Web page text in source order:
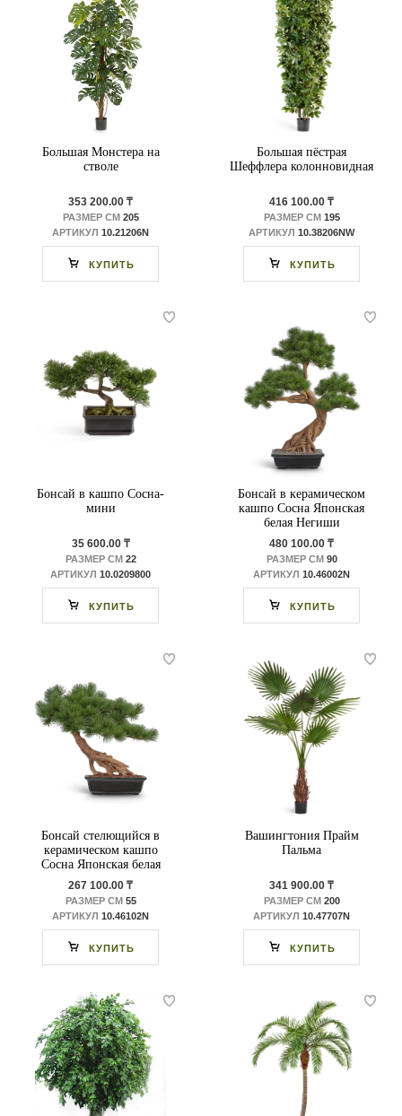
Большая Монстера на
стволе
353 200.00 ₸
РАЗМЕР СМ 205
АРТИКУЛ 10.21206N
КУПИТЬ
Большая пёстрая
Шеффлера колонновидная
416 100.00 ₸
РАЗМЕР СМ 195
АРТИКУЛ 10.38206NW
КУПИТЬ
Бонсай в кашпо Сосна-
мини
35 600.00 ₸
РАЗМЕР СМ 22
АРТИКУЛ 10.0209800
КУПИТЬ
Бонсай в керамическом
кашпо Сосна Японская
белая Негиши
480 100.00 ₸
РАЗМЕР СМ 90
АРТИКУЛ 10.46002N
КУПИТЬ
Бонсай стелющийся в
керамическом кашпо
Сосна Японская белая
Негиши
267 100.00 ₸
РАЗМЕР СМ 55
АРТИКУЛ 10.46102N
КУПИТЬ
Вашингтония Прайм
Пальма
341 900.00 ₸
РАЗМЕР СМ 200
АРТИКУЛ 10.47707N
КУПИТЬ